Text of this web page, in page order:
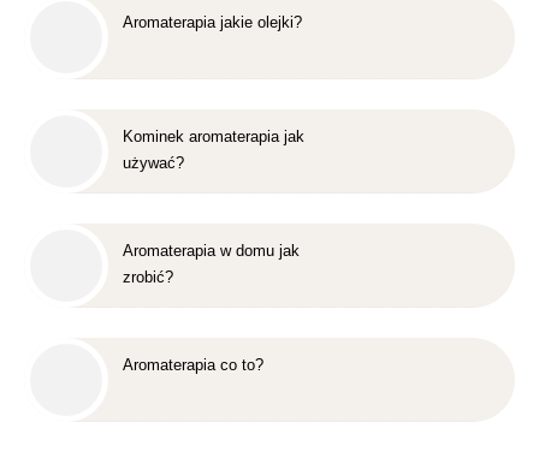
Aromaterapia jakie olejki?
Kominek aromaterapia jak
używać?
Aromaterapia w domu jak
zrobić?
Aromaterapia co to?